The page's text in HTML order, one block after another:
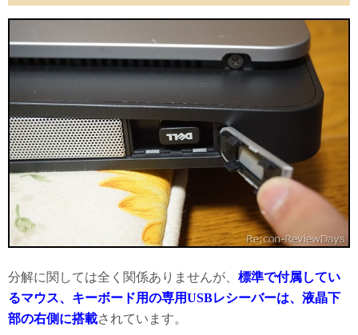
分解に関しては全く関係ありませんが、 標準で付属してい
るマウス、キーボード用の専用USBレシーバーは、液晶下
部の右側に搭載されています。